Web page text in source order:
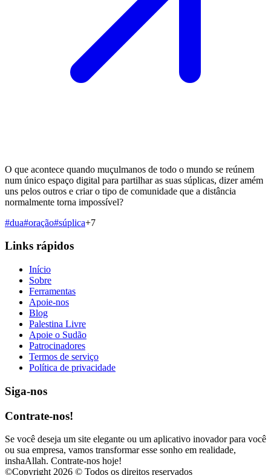
O que acontece quando muçulmanos de todo o mundo se reúnem
num único espaço digital para partilhar as suas súplicas, dizer amém
uns pelos outros e criar o tipo de comunidade que a distância
normalmente torna impossível?
#dua#oração#súplica+7
Links rápidos
Início
Sobre
Ferramentas
Apoie-nos
Blog
Palestina Livre
Apoie o Sudão
Patrocinadores
Termos de serviço
Política de privacidade
Siga-nos
Contrate-nos!
Se você deseja um site elegante ou um aplicativo inovador para você
ou sua empresa, vamos transformar esse sonho em realidade,
inshaAllah. Contrate-nos hoje!
©Copyright 2026 © Todos os direitos reservados